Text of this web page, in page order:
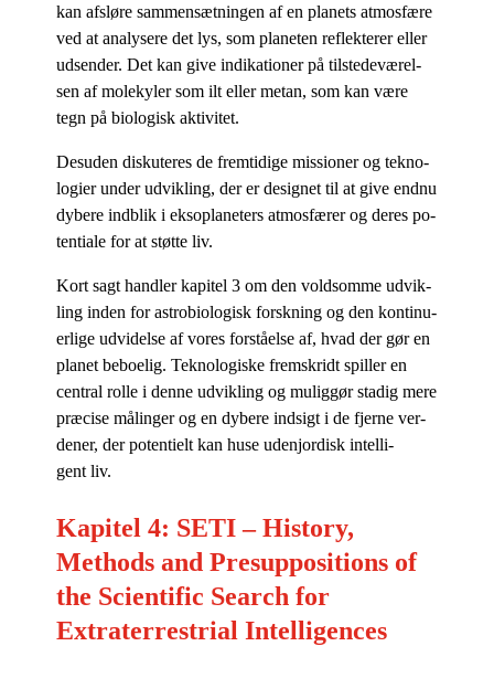
kan af­slø­re sam­men­sæt­nin­gen af en pla­nets at­mos­fæ­re
ved at ana­ly­se­re det lys, som pla­ne­ten re­flek­te­rer el­ler
ud­sen­der. Det kan give in­di­ka­tio­ner på til­ste­de­væ­rel­
sen af mo­le­ky­ler som ilt el­ler me­tan, som kan være
tegn på bi­o­lo­gisk aktivitet.
Des­u­den dis­ku­te­res de frem­ti­di­ge mis­sio­ner og tek­no­
lo­gi­er un­der ud­vik­ling, der er de­sig­net til at give end­nu
dy­be­re ind­blik i eks­o­pla­ne­ters at­mos­fæ­rer og de­res po­
ten­ti­a­le for at støt­te liv.
Kort sagt hand­ler ka­pi­tel 3 om den vold­som­me ud­vik­
ling in­den for astro­bi­o­lo­gisk forsk­ning og den kon­ti­nu­
er­li­ge ud­vi­del­se af vo­res for­stå­el­se af, hvad der gør en
pla­net be­bo­e­lig. Tek­no­lo­gi­ske frem­skridt spil­ler en
cen­tral rol­le i den­ne ud­vik­ling og mu­lig­gør sta­dig mere
præ­ci­se må­lin­ger og en dy­be­re ind­sigt i de fjer­ne ver­
de­ner, der po­ten­ti­elt kan huse udenjor­disk in­tel­li­
gent liv.
Kapitel 4: SETI – History,
Methods and Presuppositions of
the Scientific Search for
Extraterrestrial Intelligences